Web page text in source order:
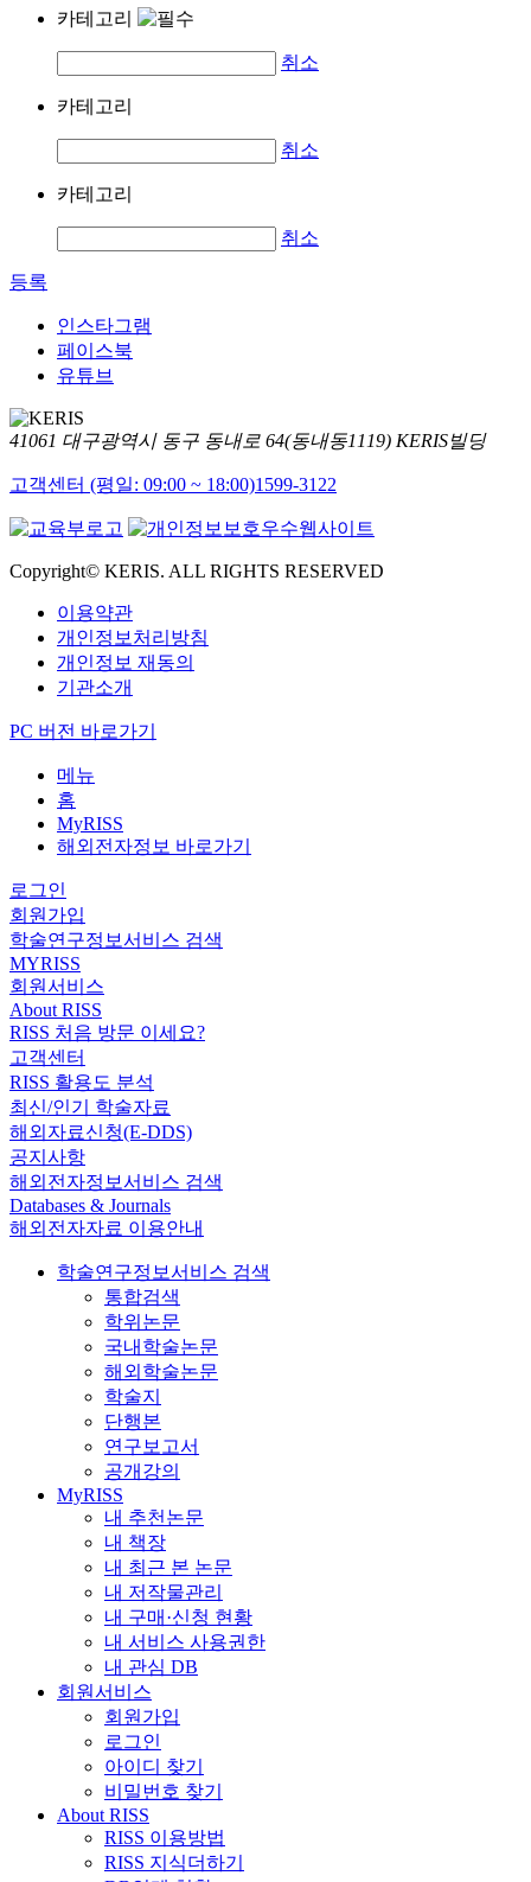
카테고리
취소
카테고리
취소
카테고리
취소
등록
인스타그램
페이스북
유튜브
41061 대구광역시 동구 동내로 64(동내동1119) KERIS빌딩
고객센터 (평일: 09:00 ~ 18:00)1599-3122
Copyright© KERIS. ALL RIGHTS RESERVED
이용약관
개인정보처리방침
개인정보 재동의
기관소개
PC 버전 바로가기
메뉴
홈
MyRISS
해외전자정보 바로가기
로그인
회원가입
학술연구정보서비스 검색
MYRISS
회원서비스
About RISS
RISS 처음 방문 이세요?
고객센터
RISS 활용도 분석
최신/인기 학술자료
해외자료신청(E-DDS)
공지사항
해외전자정보서비스 검색
Databases & Journals
해외전자자료 이용안내
학술연구정보서비스 검색
통합검색
학위논문
국내학술논문
해외학술논문
학술지
단행본
연구보고서
공개강의
MyRISS
내 추천논문
내 책장
내 최근 본 논문
내 저작물관리
내 구매·신청 현황
내 서비스 사용권한
내 관심 DB
회원서비스
회원가입
로그인
아이디 찾기
비밀번호 찾기
About RISS
RISS 이용방법
RISS 지식더하기